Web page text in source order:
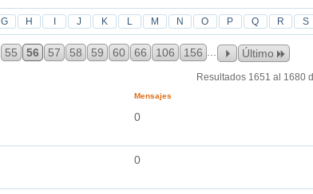
G H J K L M N O P Q R S
55 56 57 58 59 60 66 106 156 Último
Resultados 1651 al 1680
Mensajes
0
0